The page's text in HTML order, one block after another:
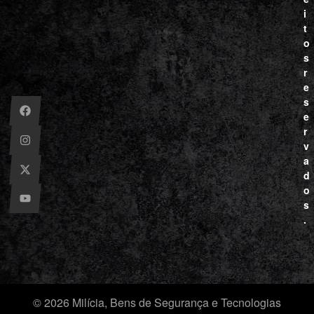
i
t
o
s
r
e
s
e
r
v
a
d
o
s
.
© 2026 Milícia, Bens de Segurança e Tecnologias